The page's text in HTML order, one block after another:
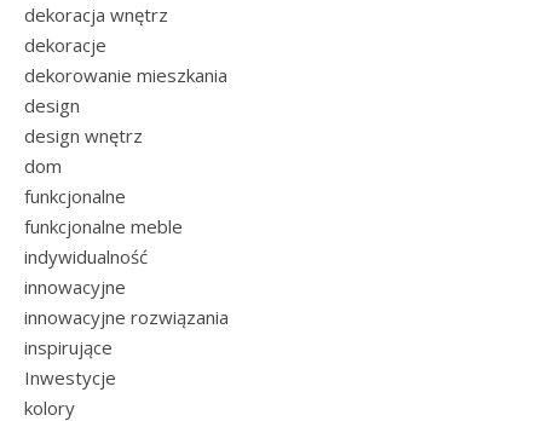
dekoracja wnętrz
dekoracje
dekorowanie mieszkania
design
design wnętrz
dom
funkcjonalne
funkcjonalne meble
indywidualność
innowacyjne
innowacyjne rozwiązania
inspirujące
Inwestycje
kolory